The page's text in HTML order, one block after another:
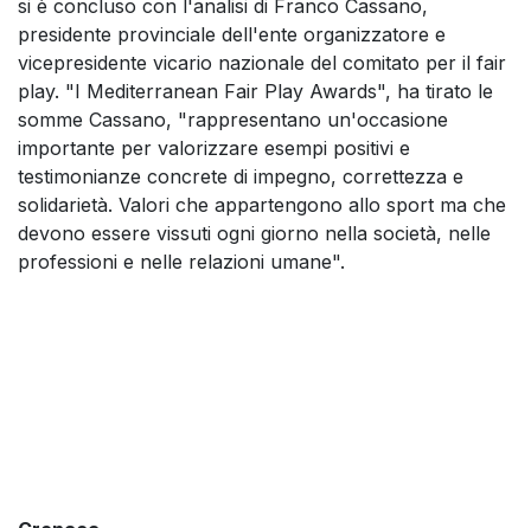
si è concluso con l'analisi di Franco Cassano,
presidente provinciale dell'ente organizzatore e
vicepresidente vicario nazionale del comitato per il fair
play. "I Mediterranean Fair Play Awards", ha tirato le
somme Cassano, "rappresentano un'occasione
importante per valorizzare esempi positivi e
testimonianze concrete di impegno, correttezza e
solidarietà. Valori che appartengono allo sport ma che
devono essere vissuti ogni giorno nella società, nelle
professioni e nelle relazioni umane".